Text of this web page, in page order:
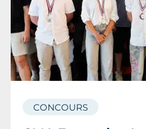
CONCOURS